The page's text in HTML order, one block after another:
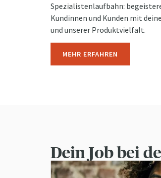
Spezialistenlaufbahn:
Kundinnen und Kunden mit
und unserer Produktvielfalt.
MEHR ERFAHREN
Dein Job bei